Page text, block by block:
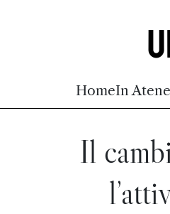
HomeIn
Il